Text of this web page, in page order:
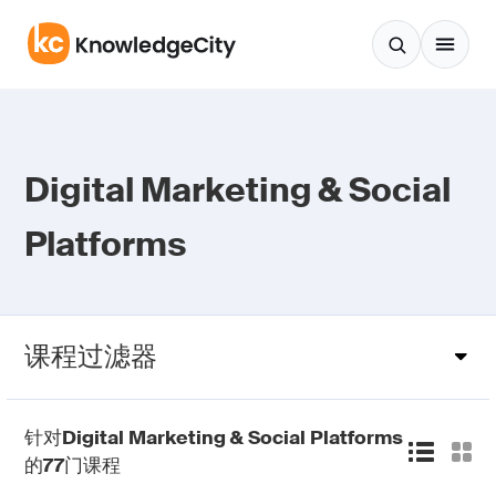
Digital Marketing & Social
Platforms
课程过滤器
针对Digital Marketing & Social Platforms
的77门课程